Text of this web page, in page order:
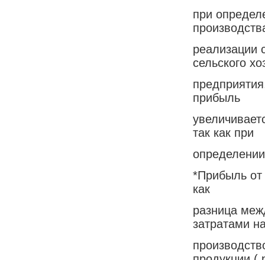
при
реализации
сельского
прибыль
так как при
*Прибыль от
как
разница
затратами